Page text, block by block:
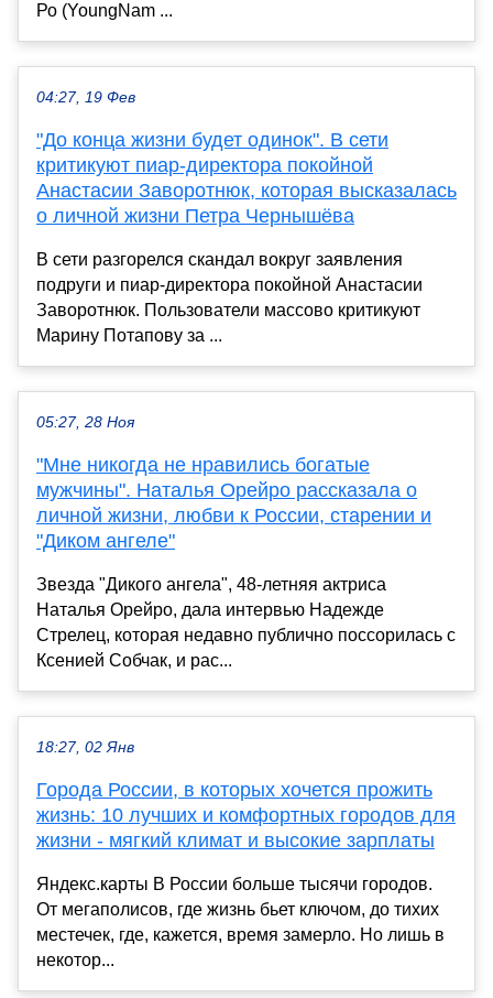
Ро (YoungNam ...
04:27, 19 Фев
"До конца жизни будет одинок". В сети
критикуют пиар-директора покойной
Анастасии Заворотнюк, которая высказалась
о личной жизни Петра Чернышёва
В сети разгорелся скандал вокруг заявления
подруги и пиар-директора покойной Анастасии
Заворотнюк. Пользователи массово критикуют
Марину Потапову за ...
05:27, 28 Ноя
"Мне никогда не нравились богатые
мужчины". Наталья Орейро рассказала о
личной жизни, любви к России, старении и
"Диком ангеле"
Звезда "Дикого ангела", 48-летняя актриса
Наталья Орейро, дала интервью Надежде
Стрелец, которая недавно публично поссорилась с
Ксенией Собчак, и рас...
18:27, 02 Янв
Города России, в которых хочется прожить
жизнь: 10 лучших и комфортных городов для
жизни - мягкий климат и высокие зарплаты
Яндекс.карты В России больше тысячи городов.
От мегаполисов, где жизнь бьет ключом, до тихих
местечек, где, кажется, время замерло. Но лишь в
некотор...